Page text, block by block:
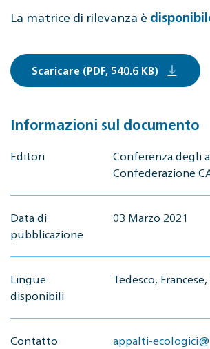
La matrice di rilevanza è
Scaricare (PDF, 540.6 KB)
Informazioni sul documento
Editori
Conferenza degli
Confederazione
Data di
pubblicazione
03 Marzo 2021
Lingue
disponibili
Tedesco,
Contatto appalti-